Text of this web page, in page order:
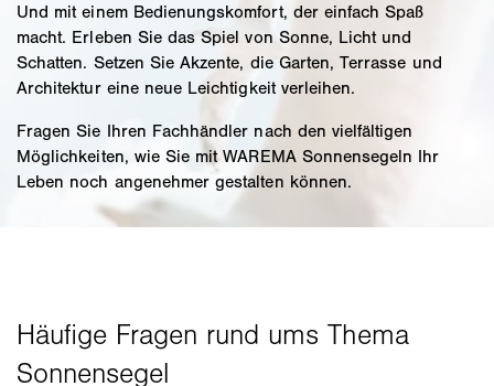
Und mit einem Bedienungskomfort, der einfach Spaß
macht. Erleben Sie das Spiel von Sonne, Licht und
Schatten. Setzen Sie Akzente, die Garten, Terrasse und
Architektur eine neue Leichtigkeit verleihen.
Fragen Sie Ihren Fachhändler nach den vielfältigen
Möglichkeiten, wie Sie mit WAREMA Sonnensegeln Ihr
Leben noch angenehmer gestalten können.